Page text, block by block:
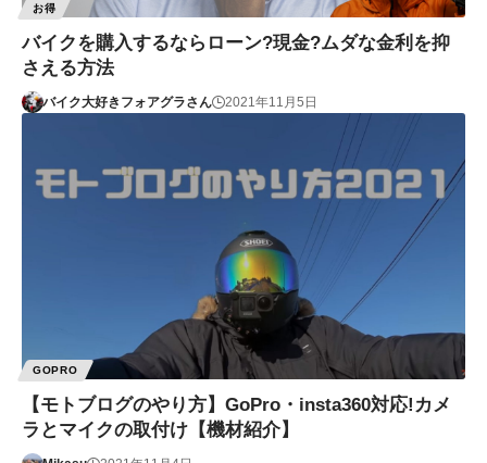
お得
バイクを購入するならローン?現金?ムダな金利を抑
さえる方法
バイク大好きフォアグラさん 2021年11月5日
GOPRO
【モトブログのやり方】GoPro・insta360対応!カメ
ラとマイクの取付け【機材紹介】